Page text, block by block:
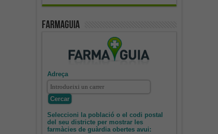
Farmaguia
Adreça
Seleccioni la població o el codi postal
del seu districte per mostrar les
farmàcies de guàrdia obertes avui: